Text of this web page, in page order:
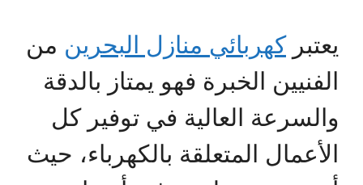
يعتبركهربائي منازل البحرين من
الفنيين الخبرة فهو يمتاز بالدقة
والسرعة العالية في توفير كل
الأعمال المتعلقة بالكهرباء، حيث